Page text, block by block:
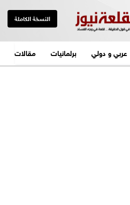
النسخة الكاملة
عربي و دولي برلمانيات مقالات